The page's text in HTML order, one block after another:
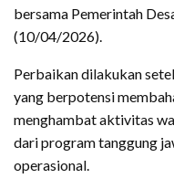
bersama Pemerintah
(10/04/2026).
Perbaikan dilakukan
yang berpotensi
menghambat aktivitas
dari program tanggung
operasional.